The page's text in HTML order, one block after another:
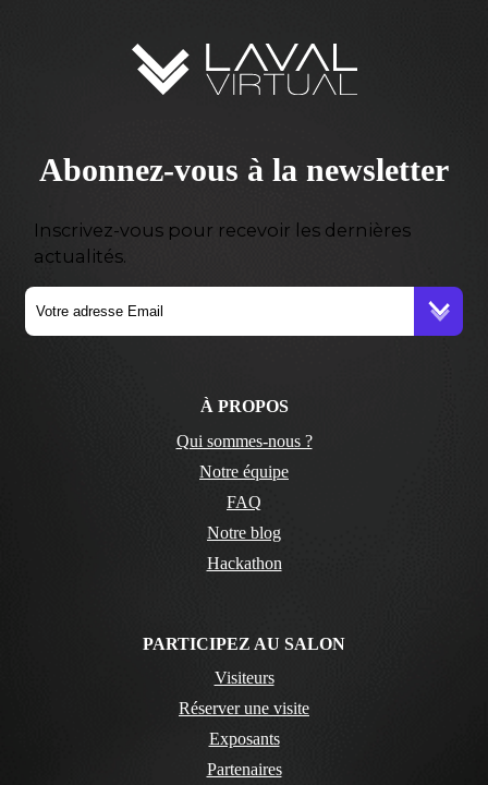
Abonnez-vous à la newsletter
Inscrivez-vous pour recevoir les dernières
actualités.
À PROPOS
Qui sommes-nous ?
Notre équipe
FAQ
Notre blog
Hackathon
PARTICIPEZ AU SALON
Visiteurs
Réserver une visite
Exposants
Partenaires